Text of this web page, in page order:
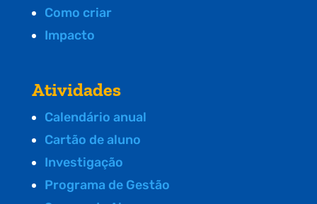
Como criar
Impacto
Atividades
Calendário anual
Cartão de aluno
Investigação
Programa de Gestão